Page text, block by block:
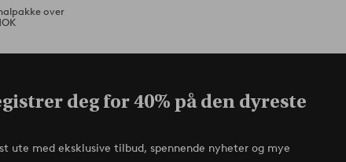
over
deg for 40% på den dyreste
ute med eksklusive tilbud, spennende nyheter og mye